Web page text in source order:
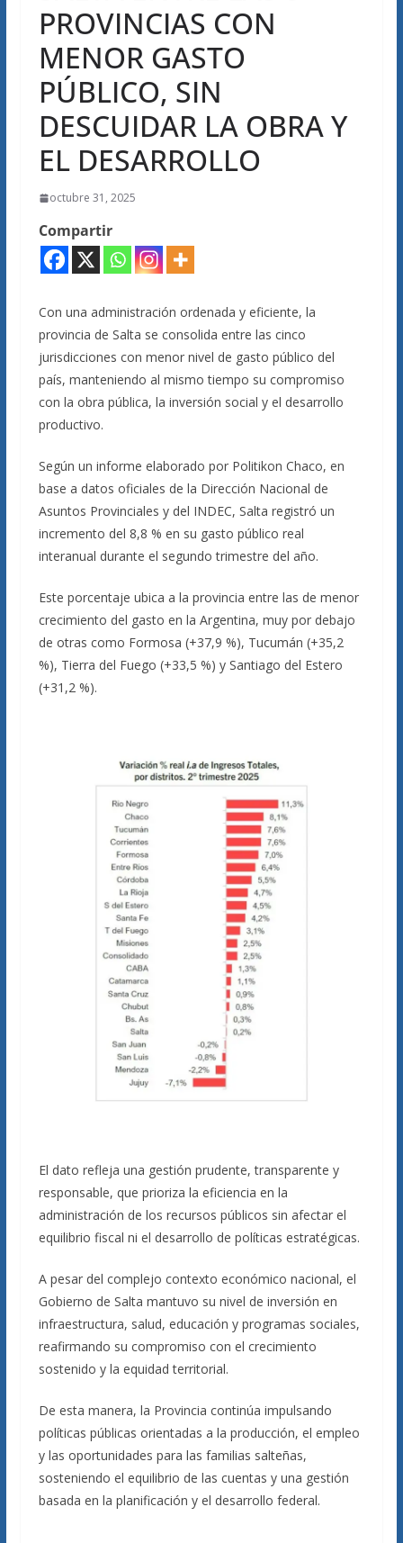
PROVINCIAS CON
MENOR GASTO
PÚBLICO, SIN
DESCUIDAR LA OBRA Y
EL DESARROLLO
octubre 31, 2025
Compartir
Con una administración ordenada y eficiente, la
provincia de Salta se consolida entre las cinco
jurisdicciones con menor nivel de gasto público del
país, manteniendo al mismo tiempo su compromiso
con la obra pública, la inversión social y el desarrollo
productivo.
Según un informe elaborado por Politikon Chaco, en
base a datos oficiales de la Dirección Nacional de
Asuntos Provinciales y del INDEC, Salta registró un
incremento del 8,8 % en su gasto público real
interanual durante el segundo trimestre del año.
Este porcentaje ubica a la provincia entre las de menor
crecimiento del gasto en la Argentina, muy por debajo
de otras como Formosa (+37,9 %), Tucumán (+35,2
%), Tierra del Fuego (+33,5 %) y Santiago del Estero
(+31,2 %).
El dato refleja una gestión prudente, transparente y
responsable, que prioriza la eficiencia en la
administración de los recursos públicos sin afectar el
equilibrio fiscal ni el desarrollo de políticas estratégicas.
A pesar del complejo contexto económico nacional, el
Gobierno de Salta mantuvo su nivel de inversión en
infraestructura, salud, educación y programas sociales,
reafirmando su compromiso con el crecimiento
sostenido y la equidad territorial.
De esta manera, la Provincia continúa impulsando
políticas públicas orientadas a la producción, el empleo
y las oportunidades para las familias salteñas,
sosteniendo el equilibrio de las cuentas y una gestión
basada en la planificación y el desarrollo federal.